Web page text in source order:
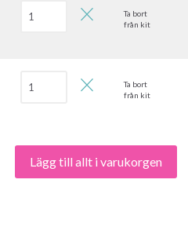
Ta bort
från kit
Ta bort
från kit
Lägg till allt i varukorgen